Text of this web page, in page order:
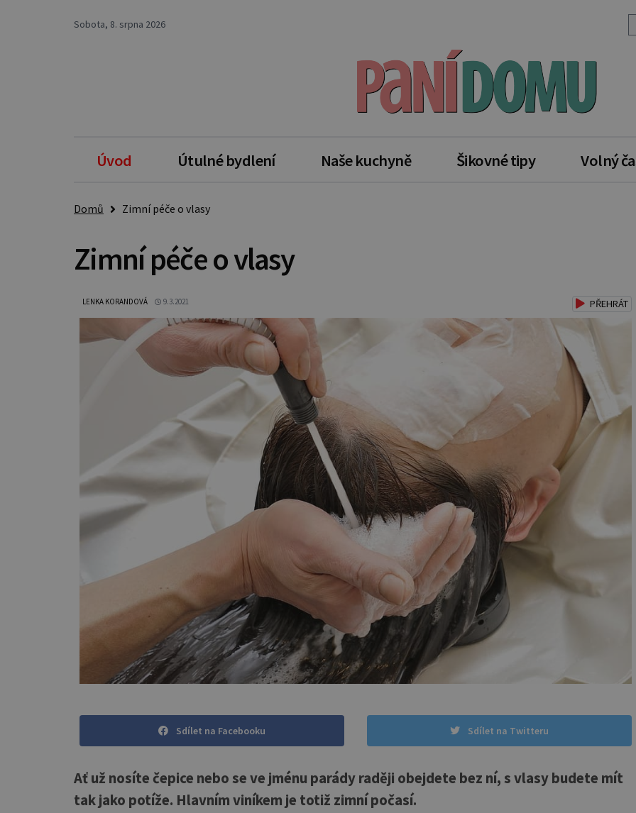
Sobota, 8. srpna 2026
Úvod Útulné bydlení Naše kuchyně Šikovné tipy Volný
Domů Zimní péče o vlasy
Zimní péče o vlasy
LENKA KORANDOVÁ 9.3.2021 PŘEHRÁT
Sdílet na Facebooku Sdílet na Twitteru
Ať už nosíte čepice nebo se ve jménu parády raději obejdete bez ní, s vlasy budete mít
tak jako potíže. Hlavním viníkem je totiž zimní počasí.